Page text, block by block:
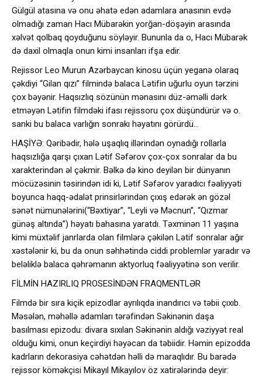
Gülgül atasına və onu əhatə edən adamlara anasının evdə
olmadığı zaman Hacı Mübarəkin yorğan-döşəyin arasında
xəlvət qolbaq qoyduğunu söyləyir. Bununla da o, Hacı Mübarək
də daxil olmaqla onun kimi insanları ifşa edir.
Rejissor Leo Murun Azərbaycan kinosu üçün yeganə olaraq
çəkdiyi “Gilan qızı” filmində balaca Lətifin uğurlu oyun tərzini
çox bəyənir. Haqsızlıq sözünün mənasını düz-əməlli dərk
etməyən Lətifin filmdəki ifası rejissoru çox düşündürür və o.
sanki bu balaca varlığın sonrakı həyatını görürdü…
HAŞİYƏ: Qəribədir, hələ uşaqlıq illərindən oynadığı rollarla
haqsızlığa qarşı çıxan Lətif Səfərov çox-çox sonralar da bu
xarakterindən əl çəkmir. Bəlkə də kino deyilən bir dünyanın
möcüzəsinin təsirindən idi ki, Lətif Səfərov yaradıcı fəaliyyəti
boyunca haqq-ədalət prinsirlərindən çıxış edərək ən gözəl
sənət nümunələrini(“Bəxtiyar”, “Leyli və Məcnun”, “Qızmar
günəş altında”) həyatı bahasına yaratdı. Təxminən 11 yaşına
kimi müxtəlif janrlarda olan filmlərə çəkilən Lətif sonralar ağır
xəstələnir ki, bu da onun səhhətində ciddi problemlər yaradır və
beləliklə balaca qəhrəmanın aktyorluq fəaliyyətinə son verilir.
FİLMİN HAZIRLIQ PROSESİNDƏN FRAQMENTLƏR
Filmdə bir sıra kiçik epizodlar ayrılıqda inandırıcı və təbii çıxıb.
Məsələn, məhəllə adamları tərəfindən Səkinənin daşa
basılması epizodu: divara sıxılan Səkinənin aldığı vəziyyət real
olduğu kimi, onun keçirdiyi həyəcan da təbiidir. Həmin epizodda
kadrların dekorasiya cəhətdən həlli də maraqlıdır. Bu barədə
rejissor köməkçisi Mikayıl Mikayılov öz xatirələrində deyir: